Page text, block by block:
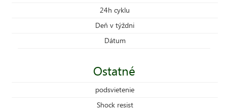
24h cyklu
Deň v týždni
Dátum
Ostatné
podsvietenie
Shock resist